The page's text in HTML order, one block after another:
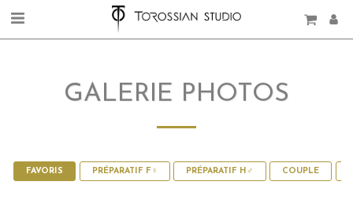
GALERIE PHOTOS
FAVORIS PRÉPARATIF F♀ PRÉPARATIF H♂ COUPLE